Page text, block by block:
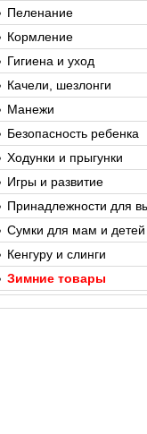
Пеленание
Кормление
Гигиена и уход
Качели, шезлонги
Манежи
Безопасность ребенка
Ходунки и прыгунки
Игры и развитие
Принадлежности для
Сумки для мам и детей
Кенгуру и слинги
Зимние товары